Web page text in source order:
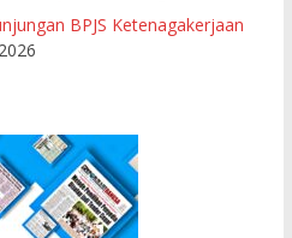
BPJS Ketenagakerjaan